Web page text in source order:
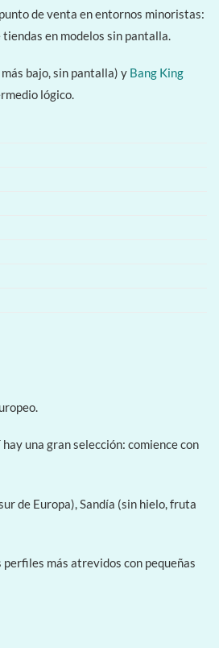
de venta en entornos minoristas:
en modelos sin pantalla.
bajo, sin pantalla) y Bang King
lógico.
una gran selección: comience con
de Europa), Sandía (sin hielo, fruta
más atrevidos con pequeñas